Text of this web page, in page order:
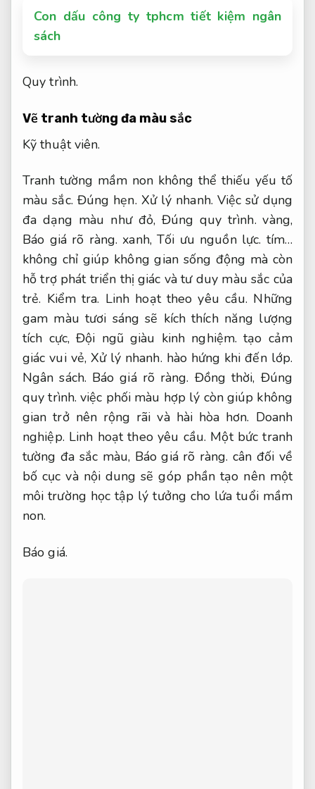
Con dấu công ty tphcm tiết kiệm ngân
sách
Quy trình.
Vẽ tranh tường đa màu sắc
Kỹ thuật viên.
Tranh tường mầm non không thể thiếu yếu tố
màu sắc. Đúng hẹn. Xử lý nhanh. Việc sử dụng
đa dạng màu như đỏ, Đúng quy trình. vàng,
Báo giá rõ ràng. xanh,Tối ưu nguồn lực. tím…
không chỉ giúp không gian sống động mà còn
hỗ trợ phát triển thị giác và tư duy màu sắc của
trẻ. Kiểm tra. Linh hoạt theo yêu cầu. Những
gam màu tươi sáng sẽ kích thích năng lượng
tích cực,Đội ngũ giàu kinh nghiệm. tạo cảm
giác vui vẻ, Xử lý nhanh. hào hứng khi đến lớp.
Ngân sách. Báo giá rõ ràng. Đồng thời, Đúng
quy trình. việc phối màu hợp lý còn giúp không
gian trở nên rộng rãi và hài hòa hơn. Doanh
nghiệp. Linh hoạt theo yêu cầu. Một bức tranh
tường đa sắc màu, Báo giá rõ ràng. cân đối về
bố cục và nội dung sẽ góp phần tạo nên một
môi trường học tập lý tưởng cho lứa tuổi mầm
non.
Báo giá.